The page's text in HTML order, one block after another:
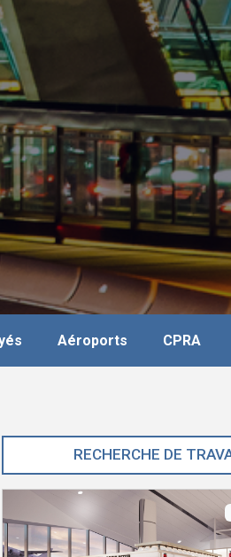
Aéroports CPRA